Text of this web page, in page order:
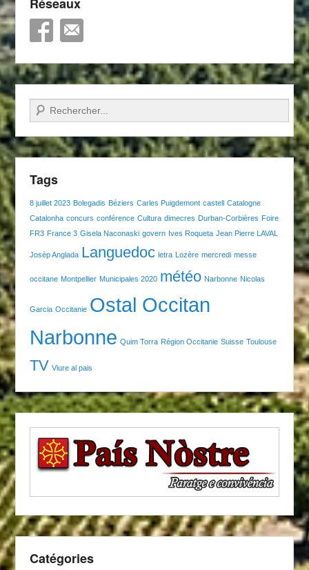
Recherche
Tags
8 juillet 2023 Bolegadis Béziers Carles Puigdemont castell Catalogne
Catalonha concurs conférence Cultura dimecres Durban-Corbières Foire
FR3 France 3 Gisela Naconaski govern Ives Roqueta Jean Pierre LAVAL
Josèp Anglada Languedoc letra Lozère mercredi messe
occitane Montpellier Municipales 2020 météo Narbonne Nicolas
Garcia Occitanie Ostal Occitan
Narbonne Quim Torra Région Occitanie Suisse Toulouse
TV Viure al pais
Catégories